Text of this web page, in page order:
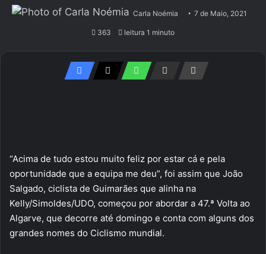
Carla Noémia 7 de Maio, 2021
363 leitura 1 minuto
“Acima de tudo estou muito feliz por estar cá e pela
oportunidade que a equipa me deu”, foi assim que João
Salgado, ciclista de Guimarães que alinha na
Kelly/Simoldes/UDO, começou por abordar a 47.ª Volta ao
Algarve, que decorre até domingo e conta com alguns dos
grandes nomes do Ciclismo mundial.